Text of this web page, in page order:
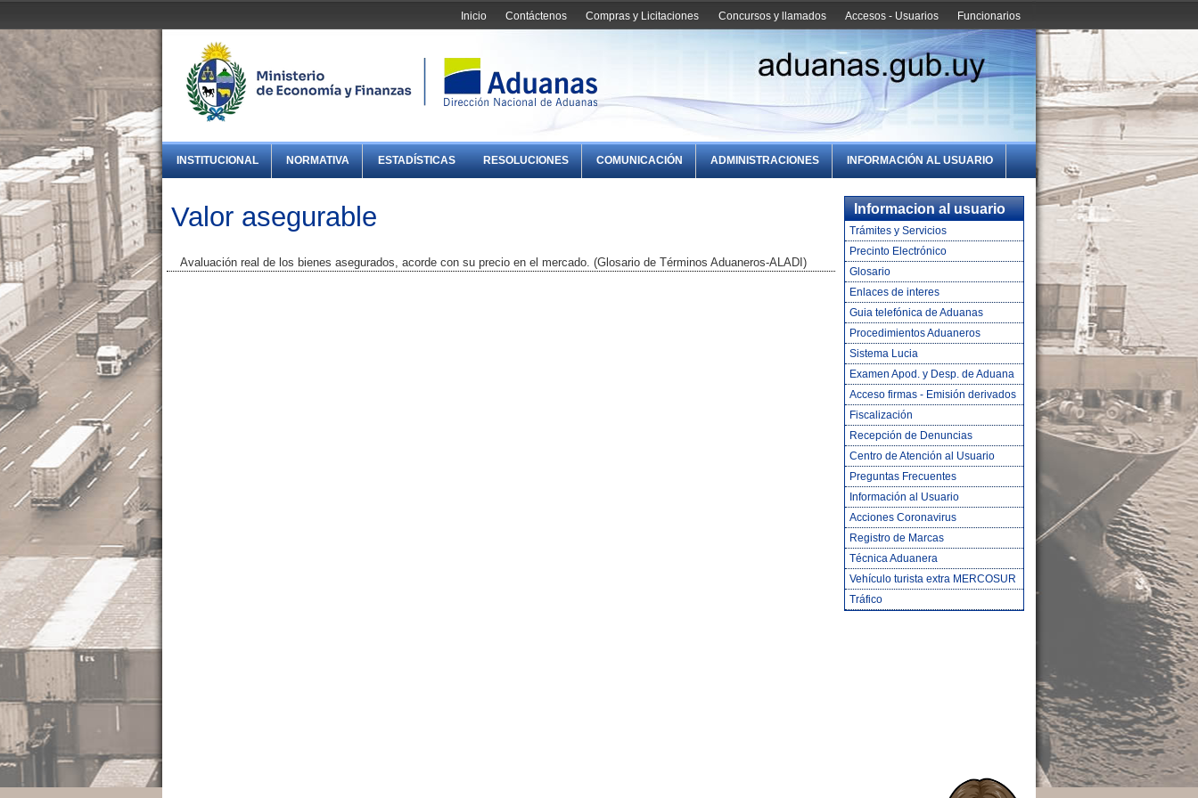
Funcionarios
Accesos - Usuarios
Concursos y llamados
Compras y Licitaciones
Contáctenos
Inicio
INSTITUCIONAL NORMATIVA ESTADÍSTICAS RESOLUCIONES COMUNICACIÓN ADMINISTRACIONES INFORMACIÓN AL USUARIO
Valor asegurable
Avaluación real de los bienes asegurados, acorde con su precio en el mercado. (Glosario de Términos Aduaneros-ALADI)
Informacion al usuario
Trámites y Servicios
Precinto Electrónico
Glosario
Enlaces de interes
Guia telefónica de Aduanas
Procedimientos Aduaneros
Sistema Lucia
Examen Apod. y Desp. de Aduana
Acceso firmas - Emisión derivados
Fiscalización
Recepción de Denuncias
Centro de Atención al Usuario
Preguntas Frecuentes
Información al Usuario
Acciones Coronavirus
Registro de Marcas
Técnica Aduanera
Vehículo turista extra MERCOSUR
Tráfico